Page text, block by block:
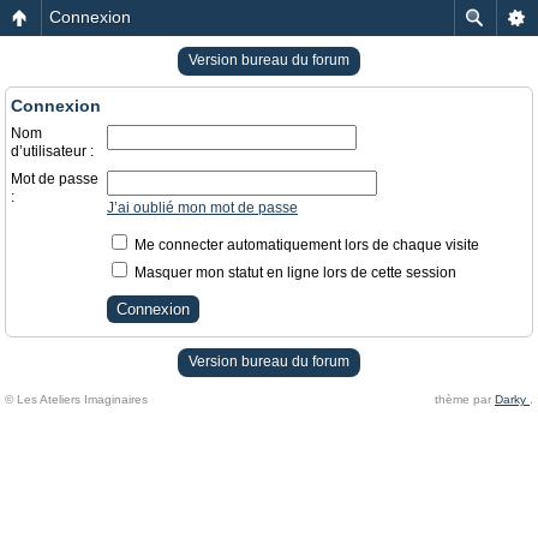
Connexion
Version bureau du forum
Connexion
Nom
d’utilisateur :
Mot de passe
:
J’ai oublié mon mot de passe
Me connecter automatiquement lors de chaque visite
Masquer mon statut en ligne lors de cette session
Version bureau du forum
© Les Ateliers Imaginaires thème par Darky